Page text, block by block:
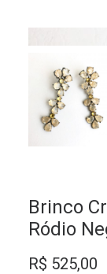
Brinco
Ródio
R$ 525,00